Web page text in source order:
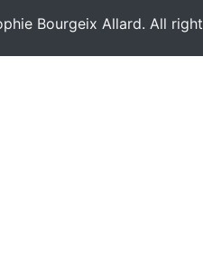
Bourgeix Allard. All